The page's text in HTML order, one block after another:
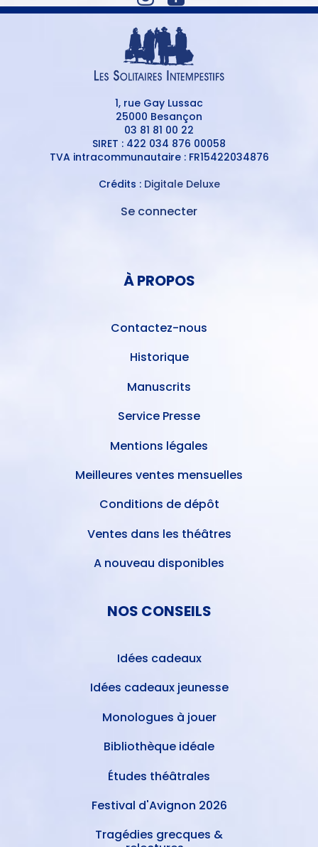
1, rue Gay Lussac
25000 Besançon
03 81 81 00 22
SIRET : 422 034 876 00058
TVA intracommunautaire : FR15422034876
Crédits : Digitale Deluxe
Se connecter
À PROPOS
Contactez-nous
Historique
Manuscrits
Service Presse
Mentions légales
Meilleures ventes mensuelles
Conditions de dépôt
Ventes dans les théâtres
A nouveau disponibles
NOS CONSEILS
Idées cadeaux
Idées cadeaux jeunesse
Monologues à jouer
Bibliothèque idéale
Études théâtrales
Festival d'Avignon 2026
Tragédies grecques &